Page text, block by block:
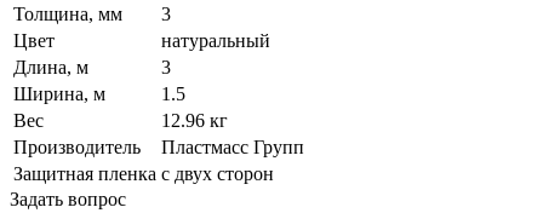
Толщина, мм
3
Цвет
натуральный
Длина, м
3
Ширина, м
1.5
Вес
12.96 кг
Производитель
Пластмасс Групп
Защитная пленка с двух сторон
Задать вопрос